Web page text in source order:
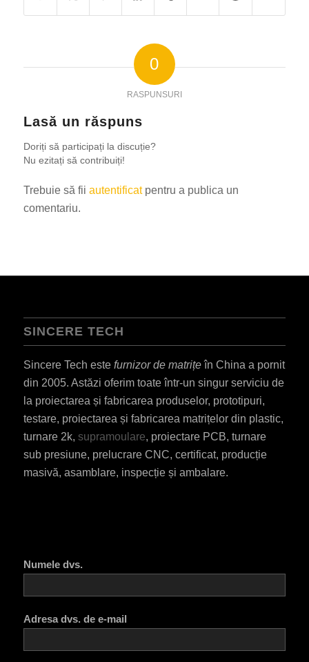
0
RASPUNSURI
Lasă un răspuns
Doriți să participați la discuție?
Nu ezitați să contribuiți!
Trebuie să fii autentificatpentru a publica un
comentariu.
SINCERE TECH
Sincere Tech este furnizor de matrițeîn China a pornit
din 2005. Astăzi oferim toate într-un singur serviciu de
la proiectarea și fabricarea produselor, prototipuri,
testare, proiectarea și fabricarea matrițelor din plastic,
turnare 2k, supramoulare, proiectare PCB, turnare
sub presiune, prelucrare CNC, certificat, producție
masivă, asamblare, inspecție și ambalare.
Numele dvs.
Adresa dvs. de e-mail